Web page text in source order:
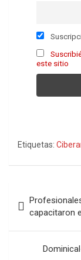
este sitio
Etiquetas:
de
entradas
capacitaron